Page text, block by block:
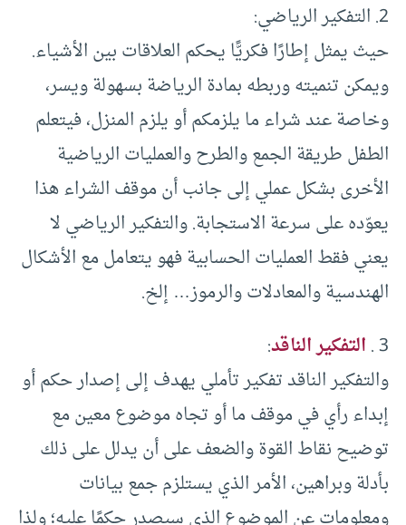
2. التفكير الرياضي:
حيث يمثل إطارًا فكريًّا يحكم العلاقات بين الأشياء.
ويمكن تنميته وربطه بمادة الرياضة بسهولة ويسر،
وخاصة عند شراء ما يلزمكم أو يلزم المنزل، فيتعلم
الطفل طريقة الجمع والطرح والعمليات الرياضية
الأخرى بشكل عملي إلى جانب أن موقف الشراء هذا
يعوّده على سرعة الاستجابة. والتفكير الرياضي لا
يعني فقط العمليات الحسابية فهو يتعامل مع الأشكال
الهندسية والمعادلات والرموز… إلخ.
3 . التفكير الناقد:
والتفكير الناقد تفكير تأملي يهدف إلى إصدار حكم أو
إبداء رأي في موقف ما أو تجاه موضوع معين مع
توضيح نقاط القوة والضعف على أن يدلل على ذلك
بأدلة وبراهين، الأمر الذي يستلزم جمع بيانات